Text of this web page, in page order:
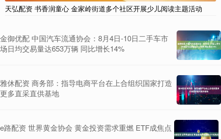
天弘配资 书香润童心 金家岭街道多个社区开展少儿阅读主题活动
金御优配 中国汽车流通协会：8月4日-10日二手车市
场日均交易量达653万辆 同比增长14%
雅休配资 商务部：指导电商平台在上合组织国家打造
更多直采直供基地
e路配资 世界黄金协会 黄金投资需求重燃 ETF成焦点